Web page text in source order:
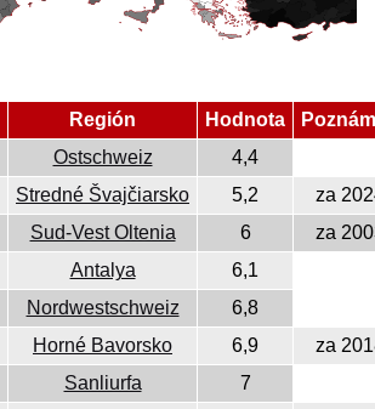
Región Hodnota
Ostschweiz
4,4
Stredné Švajčiarsko 5,2
za
Sud-Vest Oltenia 6
za
Antalya
6,1
Nordwestschweiz
6,8
Horné Bavorsko 6,9
za
Sanliurfa
7